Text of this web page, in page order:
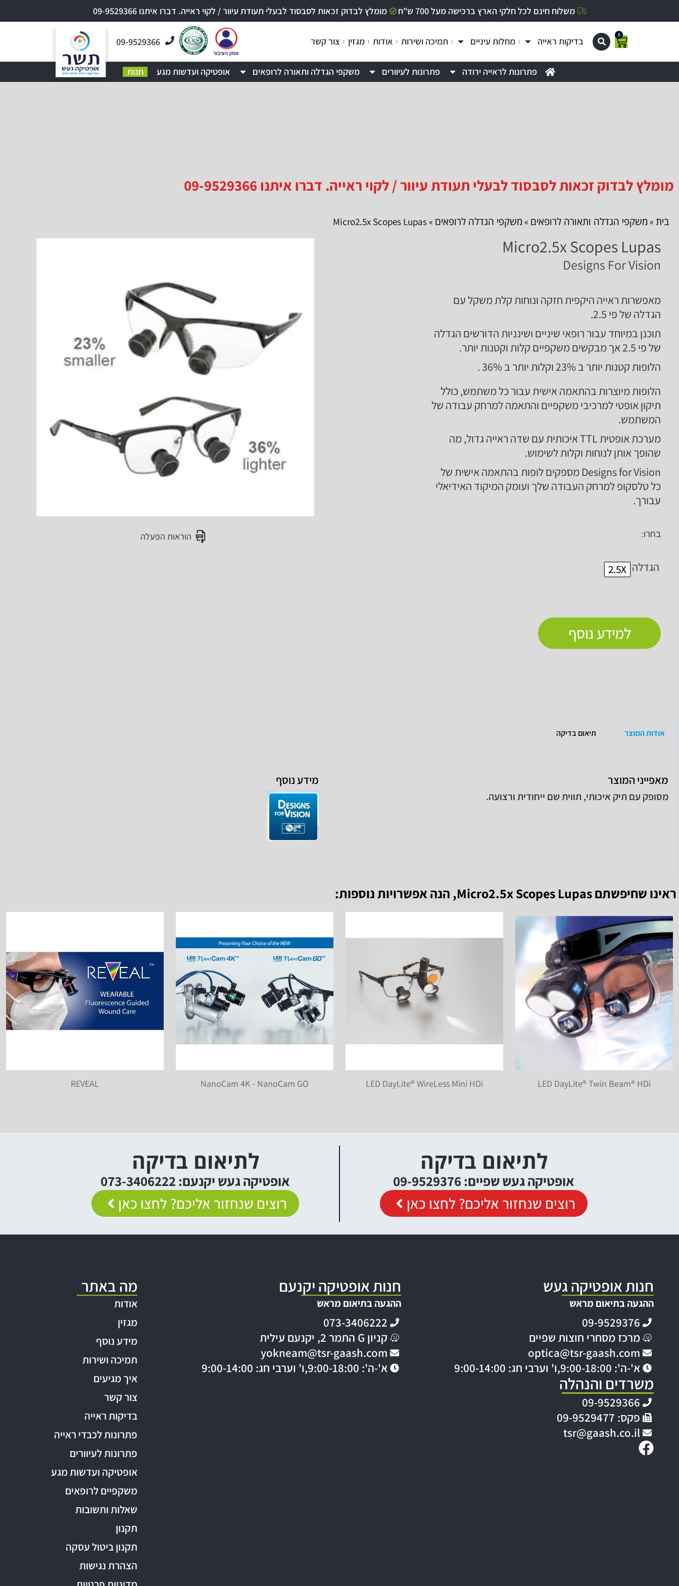
משלוח חינם לכל חלקי הארץ ברכישה מעל 700 ש"ח מומלץ לבדוק זכאות לסבסוד לבעלי תעודת עיוור / לקוי ראייה. דברו איתנו 09-9529366
0
בדיקות ראייה מחלות עיניים תמיכה ושירות אודות מגזין צור קשר 09-9529366
פתרונות לראייה ירודה פתרונות לעיוורים משקפי הגדלה ותאורה לרופאים אופטיקה ועדשות מגע חנות
מומלץ לבדוק זכאות לסבסוד לבעלי תעודת עיוור / לקוי ראייה. דברו איתנו 09-9529366
בית » משקפי הגדלה ותאורה לרופאים » משקפי הגדלה לרופאים » Micro2.5x Scopes Lupas
Micro2.5x Scopes Lupas
Designs For Vision
מאפשרות ראייה היקפית חזקה ונוחות קלת משקל עם
הגדלה של פי 2.5.
תוכנן במיוחד עבור רופאי שיניים ושינניות הדורשים הגדלה
של פי 2.5 אך מבקשים משקפיים קלות וקטנות יותר.
הלופות קטנות יותר ב 23% וקלות יותר ב 36% .
הלופות מיוצרות בהתאמה אישית עבור כל משתמש, כולל
תיקון אופטי למרכיבי משקפיים והתאמה למרחק עבודה של
המשתמש.
מערכת אופטית TTL איכותית עם שדה ראייה גדול, מה
שהופך אותן לנוחות וקלות לשימוש.
Designs for Vision מספקים לופות בהתאמה אישית של
כל טלסקופ למרחק העבודה שלך ועומק המיקוד האידיאלי
עבורך.
בחרו:
הגדלה 2.5X
למידע נוסף
הוראות הפעלה
אודות המוצר תיאום בדיקה
מאפייני המוצר
מסופק עם תיק איכותי, תווית שם ייחודית ורצועה.
מידע נוסף
ראינו שחיפשתםMicro2.5x Scopes Lupas, הנה אפשרויות נוספות:
LED DayLite® Twin Beam® HDi
LED DayLite® WireLess Mini HDi
NanoCam 4K - NanoCam GO
REVEAL
לתיאום בדיקה
אופטיקה געש שפיים: 09-9529376
רוצים שנחזור אליכם? לחצו כאן
לתיאום בדיקה
אופטיקה געש יקנעם: 073-3406222
רוצים שנחזור אליכם? לחצו כאן
חנות אופטיקה געש
ההגעה בתיאום מראש
09-9529376
מרכז מסחרי חוצות שפיים
optica@tsr-gaash.com
א'-ה': 9:00-18:00,
ו' וערבי חג: 9:00-14:00
משרדים והנהלה
09-9529366
פקס: 09-9529477
tsr@gaash.co.il
חנות אופטיקה יקנעם
ההגעה בתיאום מראש
073-3406222
קניון G התמר 2, יקנעם עילית
yokneam@tsr-gaash.com
א'-ה': 9:00-18:00,
ו' וערבי חג: 9:00-14:00
מה באתר
אודות
מגזין
מידע נוסף
תמיכה ושירות
איך מגיעים
צור קשר
בדיקות ראייה
פתרונות לכבדי ראייה
פתרונות לעיוורים
אופטיקה ועדשות מגע
משקפיים לרופאים
שאלות ותשובות
תקנון
תקנון ביטול עסקה
הצהרת נגישות